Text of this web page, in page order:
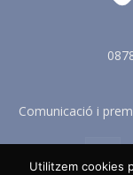
Comunicació i
Utilitzem cookies